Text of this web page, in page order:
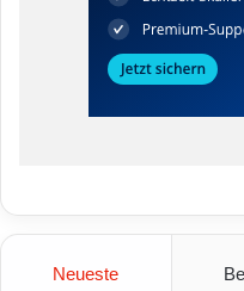
Neueste